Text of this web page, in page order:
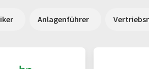
Anlagenführer